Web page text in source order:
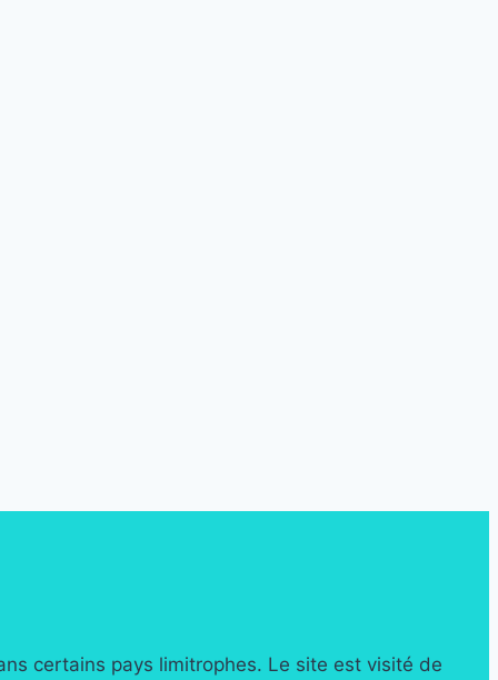
certains pays limitrophes. Le site est visité de